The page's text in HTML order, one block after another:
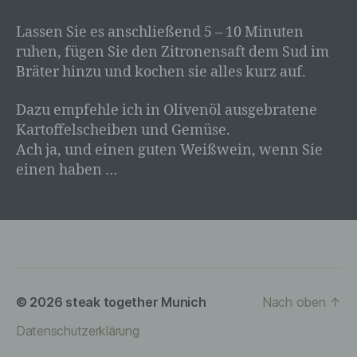
Lassen Sie es anschließend 5 – 10 Minuten
ruhen, fügen Sie den Zitronensaft dem Sud im
Bräter hinzu und kochen sie alles kurz auf.
Dazu empfehle ich in Olivenöl ausgebratene
Kartoffelscheiben und Gemüse.
Ach ja, und einen guten Weißwein, wenn Sie
einen haben …
© 2026 steak together Munich
Datenschutzerklärung
Nach oben ↑
Wir verwenden in dieser Datenschutzerklärung unter
anderem die folgenden Begriffe:
a) personenbezogene Daten
Informationen, die sich auf eine identifizierte
oder identifizierbare natürliche Person (im
Folgenden „betroffene Person") beziehen. Als
identifizierbar wird eine natürliche Person
angesehen, die direkt oder indirekt,
Kennnummer, zu Standortdaten, zu einer
sozialen Identität dieser natürlichen Person sind,